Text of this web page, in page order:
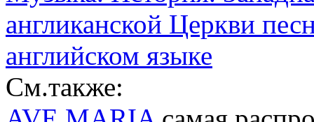
англиканской Церкви
английском языке
См.также: